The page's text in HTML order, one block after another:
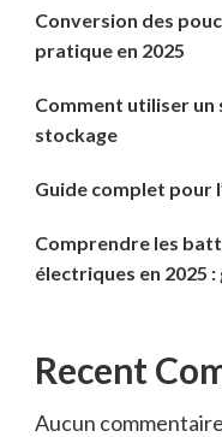
Conversion des
pratique en 2025
Comment utiliser un
stockage
Guide complet pour
Comprendre les
électriques en 2025
Recent
Aucun